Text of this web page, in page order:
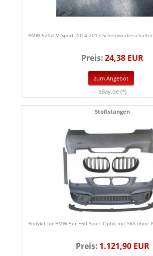
BMW 520d M Sport 2014-2017
Preis:24,38 EUR
zum Angebot
eBay.de (*)
Stoßstangen
Bodykit für BMW 5er E60 Sport Optik mit SRA ohne
Preis: 1.121,90 EUR